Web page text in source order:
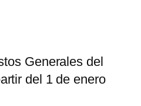
Generales del
del 1 de enero